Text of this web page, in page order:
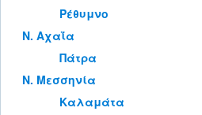
Ρέθυμνο
Ν. Αχαΐα
Πάτρα
Ν. Μεσσηνία
Καλαμάτα